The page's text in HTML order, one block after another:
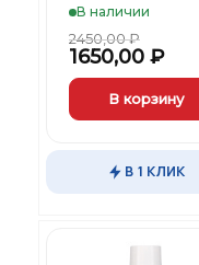
В наличии
2450,00₽
1650,00 ₽
В корзину
В 1 КЛИК